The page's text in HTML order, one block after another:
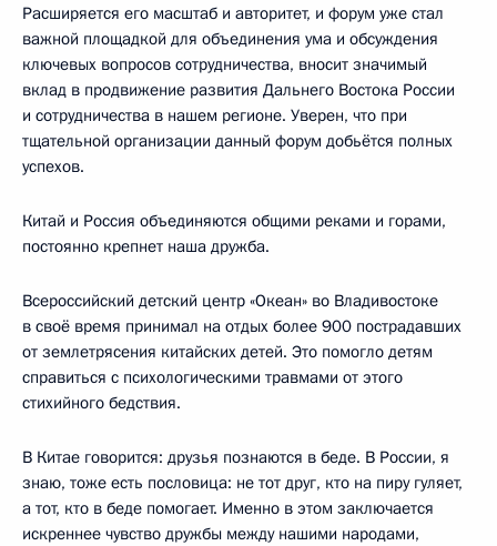
Расширяется его масштаб и авторитет, и форум уже стал
важной площадкой для объединения ума и обсуждения
ключевых вопросов сотрудничества, вносит значимый
вклад в продвижение развития Дальнего Востока России
и сотрудничества в нашем регионе. Уверен, что при
тщательной организации данный форум добьётся полных
успехов.
Китай и Россия объединяются общими реками и горами,
постоянно крепнет наша дружба.
Всероссийский детский центр «Океан» во Владивостоке
в своё время принимал на отдых более 900 пострадавших
от землетрясения китайских детей. Это помогло детям
справиться с психологическими травмами от этого
стихийного бедствия.
В Китае говорится: друзья познаются в беде. В России, я
знаю, тоже есть пословица: не тот друг, кто на пиру гуляет,
а тот, кто в беде помогает. Именно в этом заключается
искреннее чувство дружбы между нашими народами,